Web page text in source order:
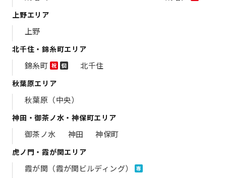
上野エリア
上野
北千住・錦糸町エリア
錦糸町 祝 個 北千住
秋葉原エリア
秋葉原（中央）
神田・御茶ノ水・神保町エリア
御茶ノ水 神田 神保町
虎ノ門・霞が関エリア
霞が関（霞が関ビルディング） 専